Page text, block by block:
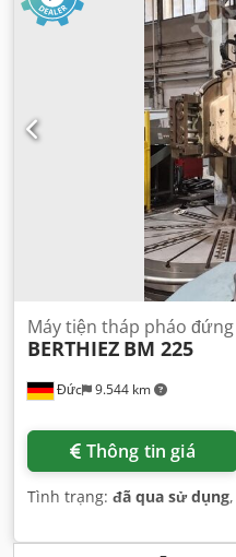
Đức 9.544 km
Máy tiện tháp pháo
BERTHIEZ BM 225
Thông tin giá
Tình trạng: đã qua sử dụng